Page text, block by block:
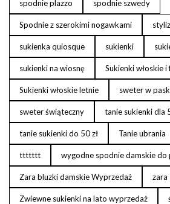
spodnie plazzo spodnie szwedy
Spodnie z szerokimi nogawkami
sukienka quiosque sukienki
sukienki na wiosnę Sukienki włoskie i
Sukienki włoskie letnie sweter w
sweter świąteczny tanie sukienki dla
tanie sukienki do 50 zł Tanie ubrania
ttttttt wygodne spodnie damskie do
Zara bluzki damskie Wyprzedaż zara
Zwiewne sukienki na lato wyprzedaż